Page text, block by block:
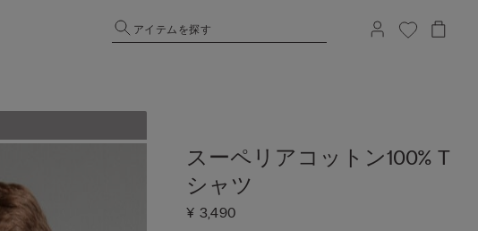
アイテムを探す
スーペリアコットン100% T
シャツ
¥ 3,490